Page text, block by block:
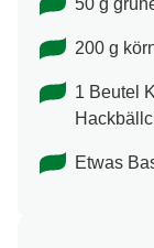
50 g
200 g
1 Beutel
Etwas